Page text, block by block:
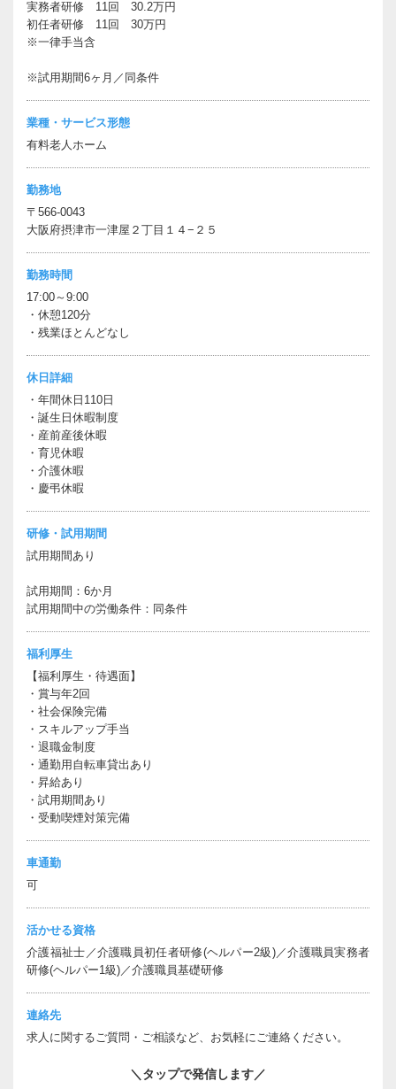
実務者研修 11回 30.2万円
初任者研修 11回 30万円
※一律手当含
※試用期間6ヶ月／同条件
業種・サービス形態
有料老人ホーム
勤務地
〒566-0043
大阪府摂津市一津屋２丁目１４−２５
勤務時間
17:00～9:00
・休憩120分
・残業ほとんどなし
休日詳細
・年間休日110日
・誕生日休暇制度
・産前産後休暇
・育児休暇
・介護休暇
・慶弔休暇
研修・試用期間
試用期間あり
試用期間：6か月
試用期間中の労働条件：同条件
福利厚生
【福利厚生・待遇面】
・賞与年2回
・社会保険完備
・スキルアップ手当
・退職金制度
・通勤用自転車貸出あり
・昇給あり
・試用期間あり
・受動喫煙対策完備
車通勤
可
活かせる資格
介護福祉士
介護職員初任者研修(ヘルパー2級)
介護職員実務者
研修(ヘルパー1級)
介護職員基礎研修
連絡先
求人に関するご質問・ご相談など、お気軽にご連絡ください。